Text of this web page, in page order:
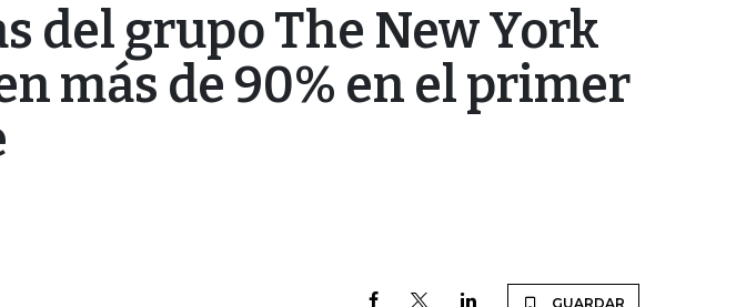
del grupo The New York
más de 90% en el primer
GUARDAR